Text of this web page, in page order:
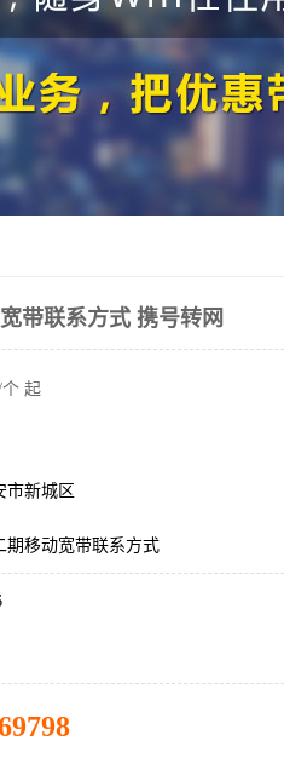
带联系方式 携号转网
起
市新城区
期移动宽带联系方式